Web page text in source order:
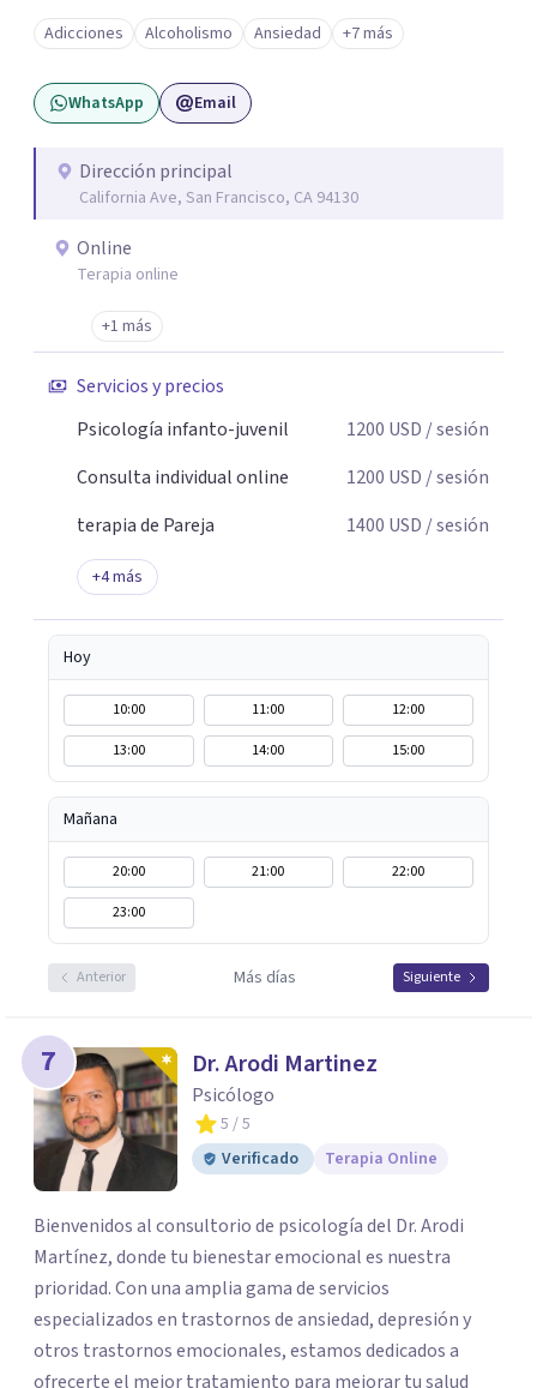
Adicciones Alcoholismo Ansiedad +7 más
WhatsApp Email
Dirección principal
California Ave, San Francisco, CA 94130
Online
Terapia online
+1 más
Servicios y precios
Psicología infanto-juvenil
1200 USD / sesión
Consulta individual online
1200 USD / sesión
terapia de Pareja
1400 USD / sesión
+4más
Hoy
10:00 11:00
12:00
13:00
14:00 15:00
Mañana
20:00 21:00
22:00
23:00
Anterior Más días Siguiente
7 Dr. Arodi Martinez
Psicólogo
5 / 5
Verificado
Terapia Online
Bienvenidos al consultorio de psicología del Dr. Arodi
Martínez, donde tu bienestar emocional es nuestra
prioridad. Con una amplia gama de servicios
especializados en trastornos de ansiedad, depresión y
otros trastornos emocionales, estamos dedicados a
ofrecerte el mejor tratamiento para mejorar tu salud